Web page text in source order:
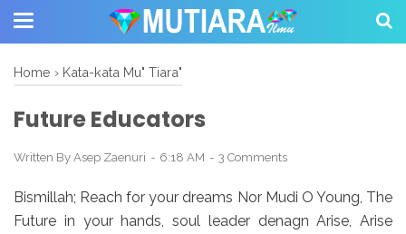
Home › Kata-kata Mu" Tiara"
Future Educators
Written By Asep Zaenuri 6:18 AM 3 Comments
Bismillah; Reach for your dreams Nor Mudi O Young, The
Future in your hands, soul leader denagn Arise, Arise